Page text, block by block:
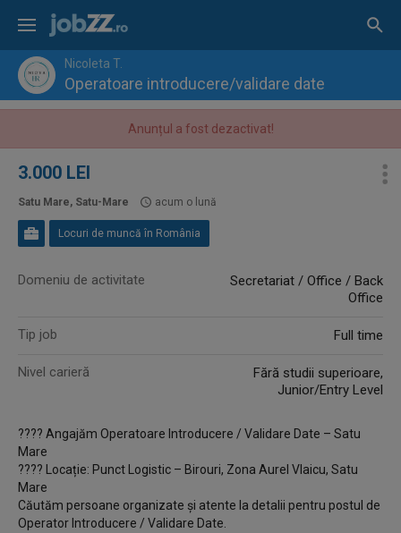
Nicoleta T.
Operatoare introducere/validare date
Anunțul a fost dezactivat!
3.000 LEI
Satu Mare, Satu-Mare acum o lună
Locuri de muncă în România
Domeniu de activitate
Secretariat / Office / Back
Office
Tip job Full time
Nivel carieră
Fără studii superioare,
Junior/Entry Level
???? Angajăm Operatoare Introducere / Validare Date – Satu
Mare
???? Locație: Punct Logistic – Birouri, Zona Aurel Vlaicu, Satu
Mare
Căutăm persoane organizate și atente la detalii pentru postul de
Operator Introducere / Validare Date.